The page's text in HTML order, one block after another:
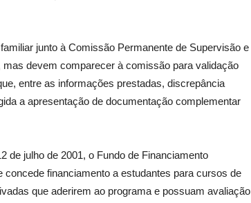
junto à Comissão Permanente de Supervisão e
devem comparecer à comissão para validação
entre as informações prestadas, discrepância
a apresentação de documentação complementar
de julho de 2001, o Fundo de Financiamento
financiamento a estudantes para cursos de
que aderirem ao programa e possuam avaliação